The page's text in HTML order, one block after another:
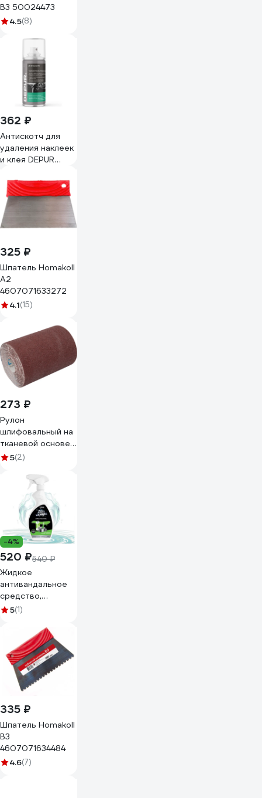
В3 50024473
4.5(8)
362 ₽
Антискотч для
удаления наклеек
и клея DEPUR
325 ₽
Шпатель Homakoll
А2
4607071633272
4.1(15)
273 ₽
Рулон
шлифовальный на
тканевой основе
115мм х 5м Р80
5(2)
-4%
520 ₽540 ₽
Жидкое
антивандальное
средство,
антиклей,
антиграффити
спрей NOVELHIM
NovelGuard NG
Antivandal
42300500
5(1)
335 ₽
Шпатель Homakoll
В3
4607071634484
4.6(7)